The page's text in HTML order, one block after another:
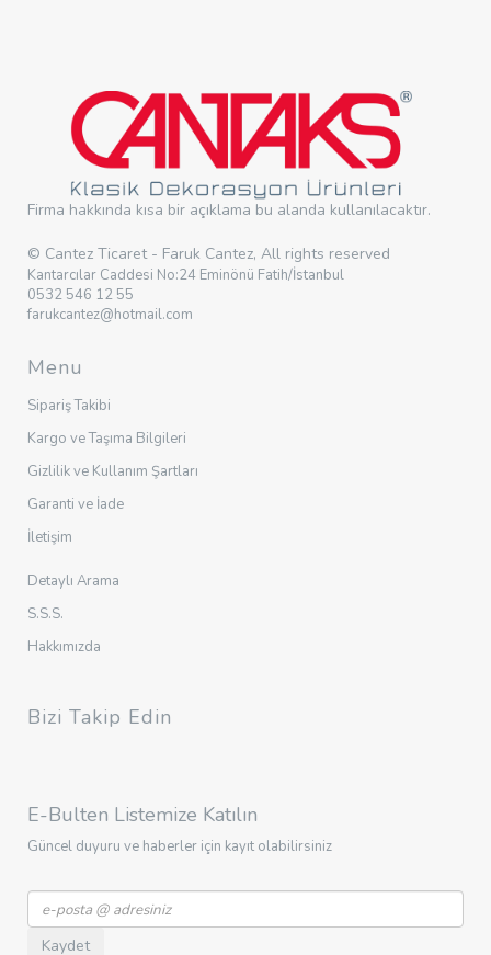
Firma hakkında kısa bir açıklama bu alanda kullanılacaktır.
© Cantez Ticaret - Faruk Cantez, All rights reserved
Kantarcılar Caddesi No:24 Eminönü Fatih/İstanbul
0532 546 12 55
farukcantez@hotmail.com
Menu
Sipariş Takibi
Kargo ve Taşıma Bilgileri
Gizlilik ve Kullanım Şartları
Garanti ve İade
İletişim
Detaylı Arama
S.S.S.
Hakkımızda
Bizi Takip Edin
E-Bulten Listemize Katılın
Güncel duyuru ve haberler için kayıt olabilirsiniz
Kaydet